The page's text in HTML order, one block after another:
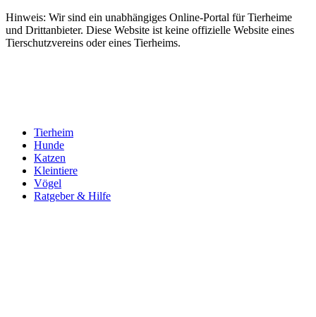
Hinweis: Wir sind ein unabhängiges Online-Portal für Tierheime
und Drittanbieter. Diese Website ist keine offizielle Website eines
Tierschutzvereins oder eines Tierheims.
Tierheim
Hunde
Katzen
Kleintiere
Vögel
Ratgeber & Hilfe